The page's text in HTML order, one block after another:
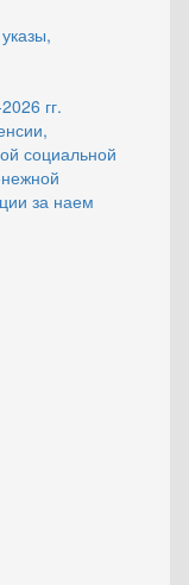
гг.
социальной
за наем